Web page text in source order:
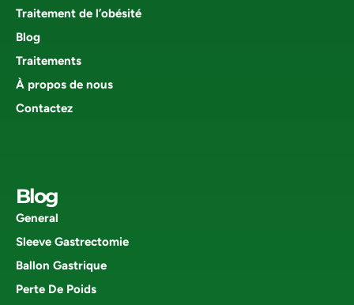
Traitement de l’obésité
Blog
Traitements
À propos de nous
Contactez
Blog
General
Sleeve Gastrectomie
Ballon Gastrique
Perte De Poids